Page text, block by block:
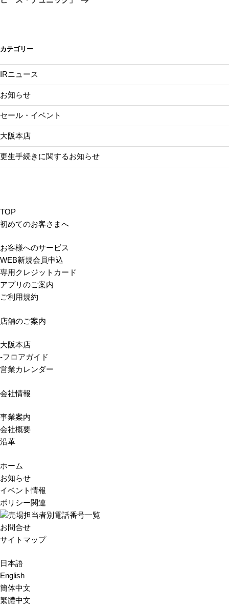
カテゴリー
IRニュース
お知らせ
セール・イベント
大阪本店
更生手続きに関するお知らせ
TOP
初めてのお客さまへ
お客様へのサービス
WEB新規会員申込
専用クレジットカード
アプリのご案内
ご利用規約
店舗のご案内
大阪本店
-フロアガイド
営業カレンダー
会社情報
事業案内
会社概要
沿革
ホーム
お知らせ
イベント情報
ポリシー関連
売場担当者別電話番号一覧
お問合せ
サイトマップ
日本語
English
簡体中文
繁體中文